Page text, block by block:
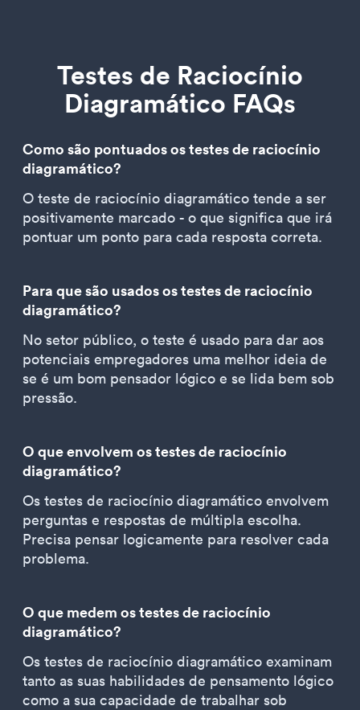
Testes de Raciocínio
Diagramático FAQs
Como são pontuados os testes de raciocínio
diagramático?
O teste de raciocínio diagramático tende a ser
positivamente marcado - o que significa que irá
pontuar um ponto para cada resposta correta.
Para que são usados os testes de raciocínio
diagramático?
No setor público, o teste é usado para dar aos
potenciais empregadores uma melhor ideia de
se é um bom pensador lógico e se lida bem sob
pressão.
O que envolvem os testes de raciocínio
diagramático?
Os testes de raciocínio diagramático envolvem
perguntas e respostas de múltipla escolha.
Precisa pensar logicamente para resolver cada
problema.
O que medem os testes de raciocínio
diagramático?
Os testes de raciocínio diagramático examinam
tanto as suas habilidades de pensamento lógico
como a sua capacidade de trabalhar sob